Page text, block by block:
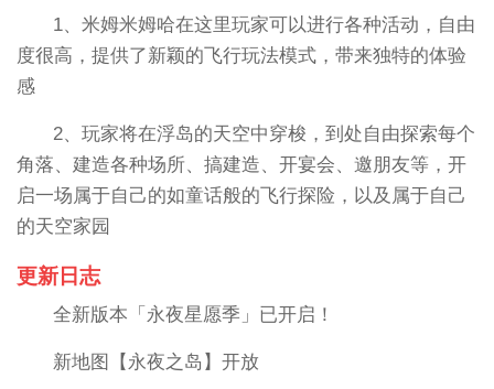
1、米姆米姆哈在这里玩家可以进行各种活动，自由
度很高，提供了新颖的飞行玩法模式，带来独特的体验
感
2、玩家将在浮岛的天空中穿梭，到处自由探索每个
角落、建造各种场所、搞建造、开宴会、邀朋友等，开
启一场属于自己的如童话般的飞行探险，以及属于自己
的天空家园
更新日志
全新版本「永夜星愿季」已开启！
新地图【永夜之岛】开放